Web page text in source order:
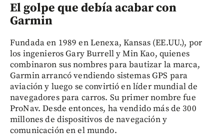
El golpe que debía acabar con
Garmin
Fundada en 1989 en Lenexa, Kansas (EE.UU.), por
los ingenieros Gary Burrell y Min Kao, quienes
combinaron sus nombres para bautizar la marca,
Garmin arrancó vendiendo sistemas GPS para
aviación y luego se convirtió en líder mundial de
navegadores para carros. Su primer nombre fue
ProNav. Desde entonces, ha vendido más de 300
millones de dispositivos de navegación y
comunicación en el mundo.